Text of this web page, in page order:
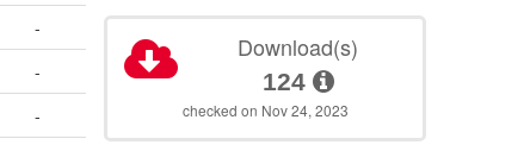
-
-
-
Download(s)
124
checked on Nov 24, 2023